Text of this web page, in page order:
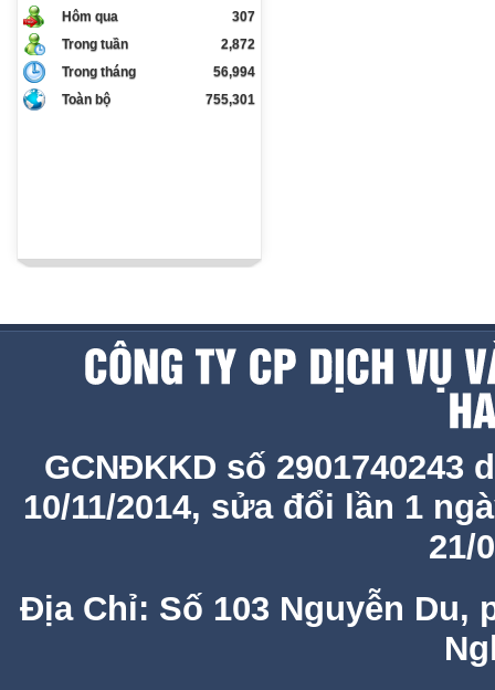
Hôm qua
307
Trong tuần
2,872
Trong tháng
56,994
Toàn bộ
755,301
GCNĐKKD số 2901740243
10/11/2014, sửa đổi lần 1
21/
Địa Chỉ: Số 103 Nguyễn Du,